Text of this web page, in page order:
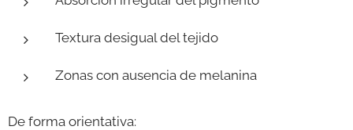
Textura desigual del tejido
Zonas con ausencia de melanina
De forma orientativa: